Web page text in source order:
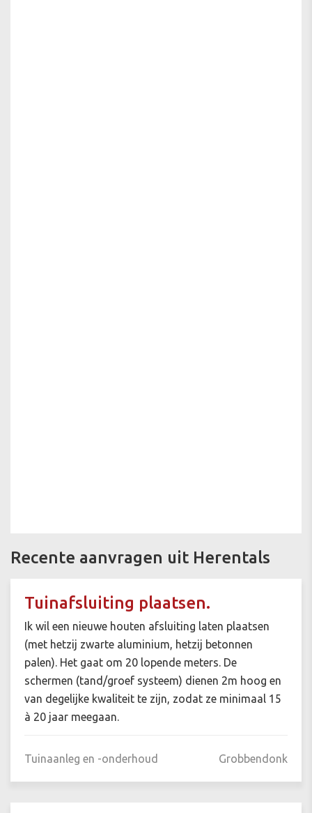
Recente aanvragen uit Herentals
Tuinafsluiting plaatsen.
Ik wil een nieuwe houten afsluiting laten plaatsen
(met hetzij zwarte aluminium, hetzij betonnen
palen). Het gaat om 20 lopende meters. De
schermen (tand/groef systeem) dienen 2m hoog en
van degelijke kwaliteit te zijn, zodat ze minimaal 15
à 20 jaar meegaan.
Tuinaanleg en -onderhoud Grobbendonk